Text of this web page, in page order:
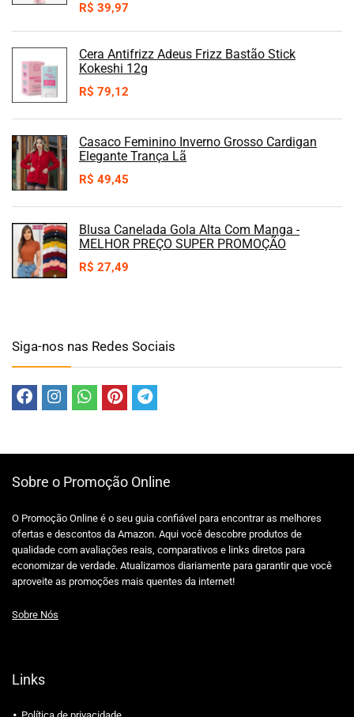
R$ 39,97
Cera Antifrizz Adeus Frizz Bastão Stick
Kokeshi 12g
R$ 79,12
Casaco Feminino Inverno Grosso Cardigan
Elegante Trança Lã
R$ 49,45
Blusa Canelada Gola Alta Com Manga -
MELHOR PREÇO SUPER PROMOÇÃO
R$ 27,49
Siga-nos nas Redes Sociais
Sobre o Promoção Online
O Promoção Online é o seu guia confiável para encontrar as melhores
ofertas e descontos da Amazon. Aqui você descobre produtos de
qualidade com avaliações reais, comparativos e links diretos para
economizar de verdade. Atualizamos diariamente para garantir que você
aproveite as promoções mais quentes da internet!
Sobre Nós
Links